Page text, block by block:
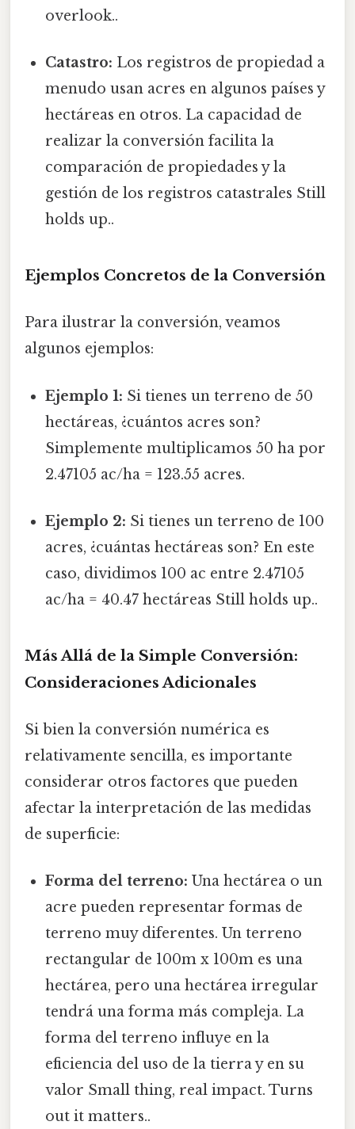
overlook..
Catastro: Los registros de propiedad a
menudo usan acres en algunos países y
hectáreas en otros. La capacidad de
realizar la conversión facilita la
comparación de propiedades y la
gestión de los registros catastrales Still
holds up..
Ejemplos Concretos de la Conversión
Para ilustrar la conversión, veamos
algunos ejemplos:
Ejemplo 1: Si tienes un terreno de 50
hectáreas, ¿cuántos acres son?
Simplemente multiplicamos 50 ha por
2.47105 ac/ha = 123.55 acres.
Ejemplo 2: Si tienes un terreno de 100
acres, ¿cuántas hectáreas son? En este
caso, dividimos 100 ac entre 2.47105
ac/ha = 40.47 hectáreas Still holds up..
Más Allá de la Simple Conversión:
Consideraciones Adicionales
Si bien la conversión numérica es
relativamente sencilla, es importante
considerar otros factores que pueden
afectar la interpretación de las medidas
de superficie:
Forma del terreno: Una hectárea o un
acre pueden representar formas de
terreno muy diferentes. Un terreno
rectangular de 100m x 100m es una
hectárea, pero una hectárea irregular
tendrá una forma más compleja. La
forma del terreno influye en la
eficiencia del uso de la tierra y en su
valor Small thing, real impact. Turns
out it matters..